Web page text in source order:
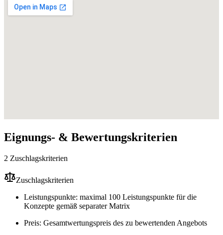
Eignungs- & Bewertungskriterien
2 Zuschlagskriterien
Zuschlagskriterien
Leistungspunkte: maximal 100 Leistungspunkte für die
Konzepte gemäß separater Matrix
Preis: Gesamtwertungspreis des zu bewertenden Angebots